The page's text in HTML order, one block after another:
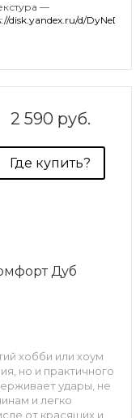
—
disk.yandex.ru/d/
2 590 руб.
Где купить?
Дуб
хобби или хоум
но и практичного
удары, не
и легко
от красящих и